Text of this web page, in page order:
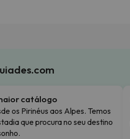
catálogo
os Pirinéus aos Alpes. Temos
que procura no seu destino